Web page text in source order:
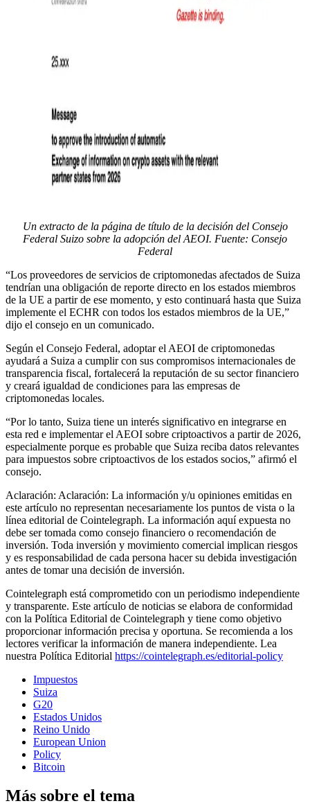
Un extracto de la página de título de la decisión del Consejo
Federal Suizo sobre la adopción del AEOI. Fuente: Consejo
Federal
“Los proveedores de servicios de criptomonedas afectados de Suiza
tendrían una obligación de reporte directo en los estados miembros
de la UE a partir de ese momento, y esto continuará hasta que Suiza
implemente el ECHR con todos los estados miembros de la UE,”
dijo el consejo en un comunicado.
Según el Consejo Federal, adoptar el AEOI de criptomonedas
ayudará a Suiza a cumplir con sus compromisos internacionales de
transparencia fiscal, fortalecerá la reputación de su sector financiero
y creará igualdad de condiciones para las empresas de
criptomonedas locales.
“Por lo tanto, Suiza tiene un interés significativo en integrarse en
esta red e implementar el AEOI sobre criptoactivos a partir de 2026,
especialmente porque es probable que Suiza reciba datos relevantes
para impuestos sobre criptoactivos de los estados socios,” afirmó el
consejo.
Aclaración: Aclaración: La información y/u opiniones emitidas en
este artículo no representan necesariamente los puntos de vista o la
línea editorial de Cointelegraph. La información aquí expuesta no
debe ser tomada como consejo financiero o recomendación de
inversión. Toda inversión y movimiento comercial implican riesgos
y es responsabilidad de cada persona hacer su debida investigación
antes de tomar una decisión de inversión.
Cointelegraph está comprometido con un periodismo independiente
y transparente. Este artículo de noticias se elabora de conformidad
con la Política Editorial de Cointelegraph y tiene como objetivo
proporcionar información precisa y oportuna. Se recomienda a los
lectores verificar la información de manera independiente. Lea
nuestra Política Editorial https://cointelegraph.es/editorial-policy
Impuestos
Suiza
G20
Estados Unidos
Reino Unido
European Union
Policy
Bitcoin
Más sobre el tema